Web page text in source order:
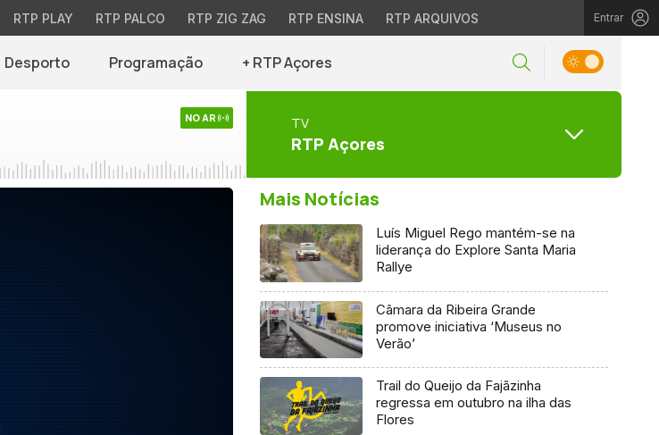
RTP PLAY RTP PALCO RTP ZIG ZAG RTP ENSINA RTP ARQUIVOS Entrar
Desporto Programação + RTP Açores
NO AR TV
RTP Açores
Mais Notícias
Luís Miguel Rego mantém-se na
liderança do Explore Santa Maria
Rallye
Câmara da Ribeira Grande
promove iniciativa ‘Museus no
Verão’
Trail do Queijo da Fajãzinha
regressa em outubro na ilha das
Flores